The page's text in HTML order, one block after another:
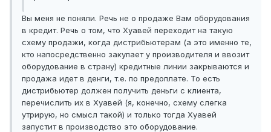
Вы меня не поняли. Речь не о продаже Вам оборудования
в кредит. Речь о том, что Хуавей переходит на такую
схему продажи, когда дистрибьютерам (а это именно те,
кто напосредственно закупает у производителя и ввозит
оборудование в страну) кредитные линии закрываются и
продажа идет в денги, т.е. по предоплате. То есть
дистрибьютер должен получить деньги с клиента,
перечислить их в Хуавей (я, конечно, схему слегка
утрирую, но смысл такой) и только тогда Хуавей
запустит в производство это оборудование.